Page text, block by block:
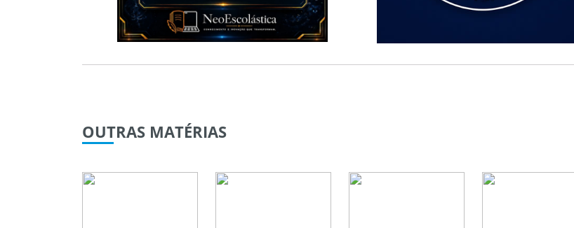
OUTRAS MATÉRIAS